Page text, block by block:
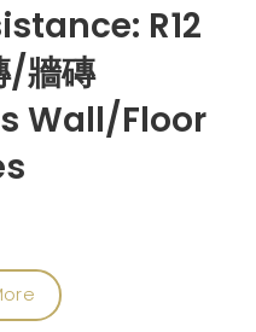
R12
/牆磚
Wall/Floor